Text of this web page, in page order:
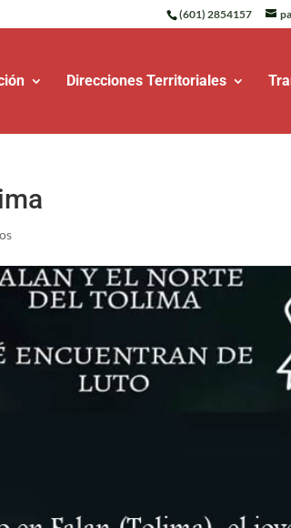
(601) 2854157
Direcciones Territoriales